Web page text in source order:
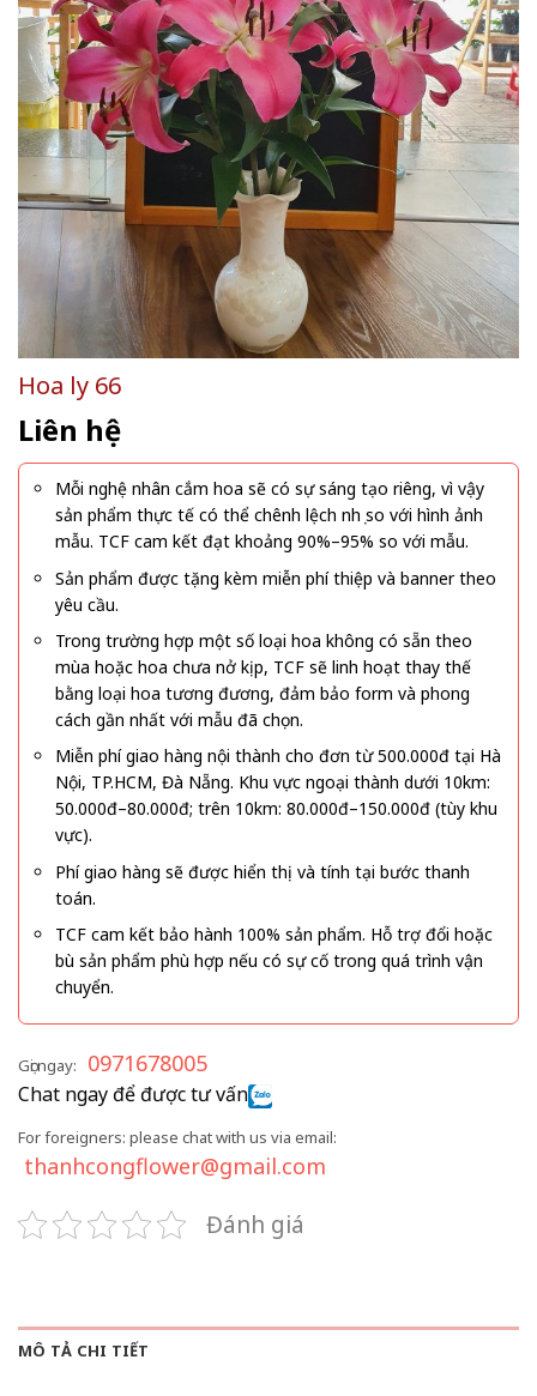
Hoa ly 66
Liên hệ
Mỗi nghệ nhân cắm hoa sẽ có sự sáng tạo riêng, vì vậy
sản phẩm thực tế có thể chênh lệch nhẹ so với hình ảnh
mẫu. TCF cam kết đạt khoảng 90%–95% so với mẫu.
Sản phẩm được tặng kèm miễn phí thiệp và banner theo
yêu cầu.
Trong trường hợp một số loại hoa không có sẵn theo
mùa hoặc hoa chưa nở kịp, TCF sẽ linh hoạt thay thế
bằng loại hoa tương đương, đảm bảo form và phong
cách gần nhất với mẫu đã chọn.
Miễn phí giao hàng nội thành cho đơn từ 500.000đ tại Hà
Nội, TP.HCM, Đà Nẵng. Khu vực ngoại thành dưới 10km:
50.000đ–80.000đ; trên 10km: 80.000đ–150.000đ (tùy khu
vực).
Phí giao hàng sẽ được hiển thị và tính tại bước thanh
toán.
TCF cam kết bảo hành 100% sản phẩm. Hỗ trợ đổi hoặc
bù sản phẩm phù hợp nếu có sự cố trong quá trình vận
chuyển.
Gọi ngay: 0971678005
Chat ngay để được tư vấn
For foreigners: please chat with us via email:
thanhcongflower@gmail.com
Đánh giá
MÔ TẢ CHI TIẾT